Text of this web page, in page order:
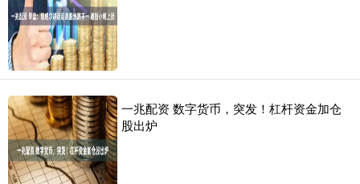
一兆配资 数字货币，突发！杠杆资金加仓
股出炉